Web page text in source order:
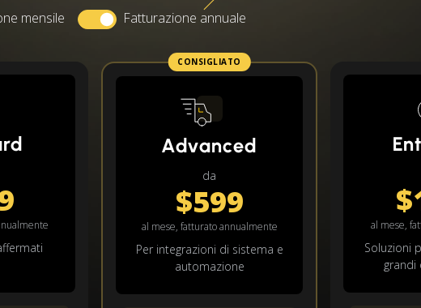
mensile Fatturazione annuale
CONSIGLIATO
Advanced
da
$599
al mese, fatturato annualmente
Per integrazioni di sistema e
automazione
al mese,
Soluzioni
grandi